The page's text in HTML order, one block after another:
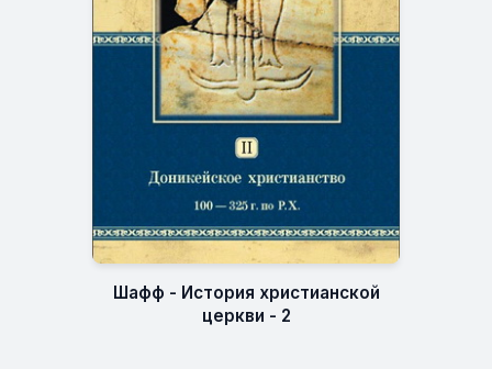
Шафф - История христианской
церкви - 2